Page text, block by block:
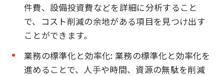
件費、設備投資費などを詳細に分析すること
で、コスト削減の余地がある項目を見つけ出す
ことができます。
業務の標準化と効率化: 業務の標準化と効率化を
進めることで、人手や時間、資源の無駄を削減